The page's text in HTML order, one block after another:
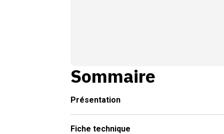
Sommaire
Présentation
Fiche technique